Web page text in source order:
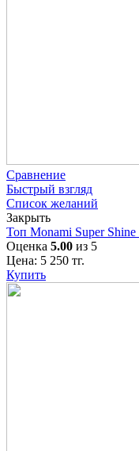
Сравнение
Быстрый взгляд
Список желаний
Закрыть
Топ Monami Super
Оценка 5.00 из 5
Цена: 5 250 тг.
Купить